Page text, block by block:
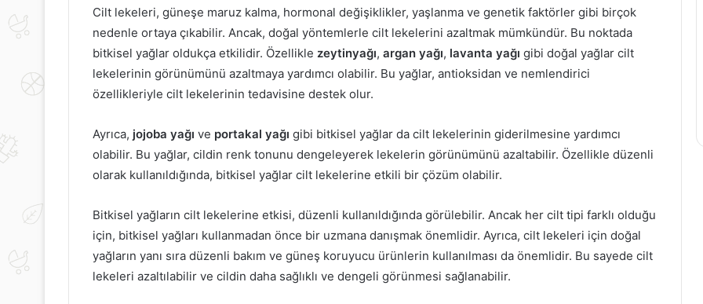
Cilt lekeleri, güneşe maruz kalma, hormonal değişiklikler, yaşlanma ve genetik faktörler gibi birçok
nedenle ortaya çıkabilir. Ancak, doğal yöntemlerle cilt lekelerini azaltmak mümkündür. Bu noktada
bitkisel yağlar oldukça etkilidir. Özellikle zeytinyağı, argan yağı, lavanta yağı gibi doğal yağlar cilt
lekelerinin görünümünü azaltmaya yardımcı olabilir. Bu yağlar, antioksidan ve nemlendirici
özellikleriyle cilt lekelerinin tedavisine destek olur.
Ayrıca, jojoba yağı ve portakal yağı gibi bitkisel yağlar da cilt lekelerinin giderilmesine yardımcı
olabilir. Bu yağlar, cildin renk tonunu dengeleyerek lekelerin görünümünü azaltabilir. Özellikle düzenli
olarak kullanıldığında, bitkisel yağlar cilt lekelerine etkili bir çözüm olabilir.
Bitkisel yağların cilt lekelerine etkisi, düzenli kullanıldığında görülebilir. Ancak her cilt tipi farklı olduğu
için, bitkisel yağları kullanmadan önce bir uzmana danışmak önemlidir. Ayrıca, cilt lekeleri için doğal
yağların yanı sıra düzenli bakım ve güneş koruyucu ürünlerin kullanılması da önemlidir. Bu sayede cilt
lekeleri azaltılabilir ve cildin daha sağlıklı ve dengeli görünmesi sağlanabilir.
Sistemi
Doğal
Öneriler:
Vücudunuzu
Güçlendirin
28 Temmuz 2023
İyi Bir Bağışıklık Sistemi İçin
Doğal Öneriler: Vücudunuzu
Güçlendirin
27 Ekim 2019
Karaciğer Yağlanması
Belirtileri
Nasıl
Yapılır?
3 Mayıs 2020
Tırnaklara Özel